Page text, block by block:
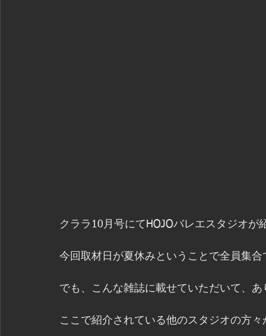
クララ10月号にてHOJOバレエスタジオが
今回取材日が夏休みということで全員集
でも、こんな雑誌に載せていただいて、
ここで紹介されている他のスタジオの方